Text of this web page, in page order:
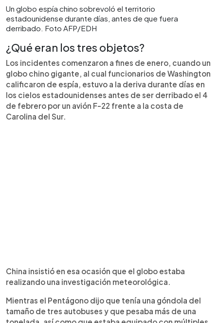
Un globo espía chino sobrevoló el territorio
estadounidense durante días, antes de que fuera
derribado. Foto AFP/EDH
¿Qué eran los tres objetos?
Los incidentes comenzaron a fines de enero, cuando un
globo chino gigante, al cual funcionarios de Washington
calificaron de espía, estuvo a la deriva durante días en
los cielos estadounidenses antes de ser derribado el 4
de febrero por un avión F-22 frente a la costa de
Carolina del Sur.
China insistió en esa ocasión que el globo estaba
realizando una investigación meteorológica.
Mientras el Pentágono dijo que tenía una góndola del
tamaño de tres autobuses y que pesaba más de una